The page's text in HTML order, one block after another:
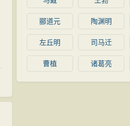
郦道元 陶渊明
左丘明 司马迁
曹植 诸葛亮